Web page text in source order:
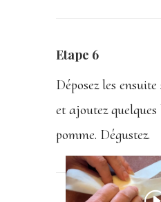
Etape 6
Déposez les
et ajoutez
pomme. Dégustez.